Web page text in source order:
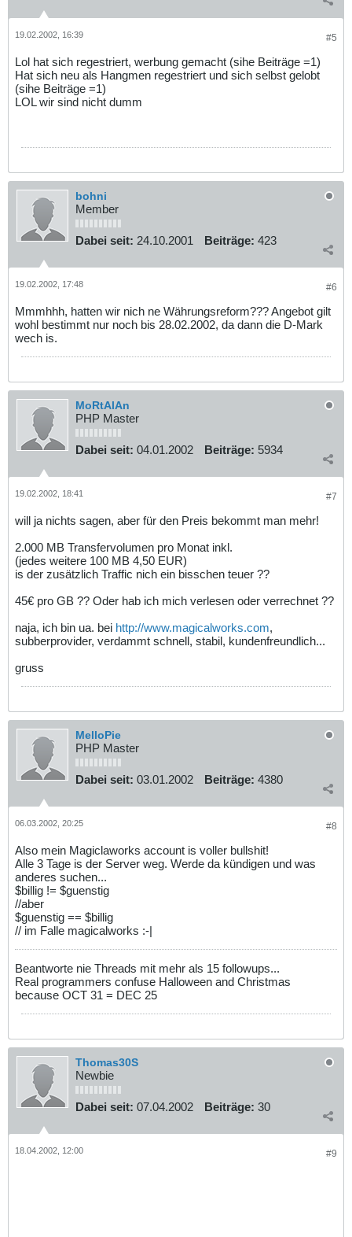
#5
19.02.2002, 16:39
Lol hat sich regestriert, werbung gemacht (sihe Beiträge =1)
Hat sich neu als Hangmen regestriert und sich selbst gelobt
(sihe Beiträge =1)
LOL wir sind nicht dumm
bohni
Member
Dabei seit: 24.10.2001 Beiträge: 423
#6
19.02.2002, 17:48
Mmmhhh, hatten wir nich ne Währungsreform??? Angebot gilt
wohl bestimmt nur noch bis 28.02.2002, da dann die D-Mark
wech is.
MoRtAlAn
PHP Master
Dabei seit: 04.01.2002 Beiträge: 5934
#7
19.02.2002, 18:41
will ja nichts sagen, aber für den Preis bekommt man mehr!
2.000 MB Transfervolumen pro Monat inkl.
(jedes weitere 100 MB 4,50 EUR)
is der zusätzlich Traffic nich ein bisschen teuer ??
45€ pro GB ?? Oder hab ich mich verlesen oder verrechnet ??
naja, ich bin ua. bei http://www.magicalworks.com,
subberprovider, verdammt schnell, stabil, kundenfreundlich...
gruss
MelloPie
PHP Master
Dabei seit: 03.01.2002 Beiträge: 4380
#8
06.03.2002, 20:25
Also mein Magiclaworks account is voller bullshit!
Alle 3 Tage is der Server weg. Werde da kündigen und was
anderes suchen...
$billig != $guenstig
//aber
$guenstig == $billig
// im Falle magicalworks :-|
Beantworte nie Threads mit mehr als 15 followups...
Real programmers confuse Halloween and Christmas
because OCT 31 = DEC 25
Thomas30S
Newbie
Dabei seit: 07.04.2002 Beiträge: 30
#9
18.04.2002, 12:00